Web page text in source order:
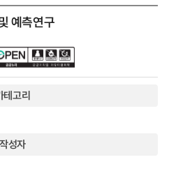
예측연구
테고리
작성자